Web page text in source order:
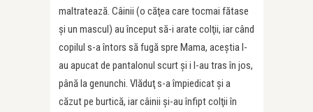
maltratează. Câinii (o căţea care tocmai fătase
şi un mascul) au început să-i arate colţii, iar când
copilul s-a întors să fugă spre Mama, aceştia l-
au apucat de pantalonul scurt şi i l-au tras în jos,
până la genunchi. Vlăduţ s-a împiedicat şi a
căzut pe burtică, iar câinii şi-au înfipt colţii în